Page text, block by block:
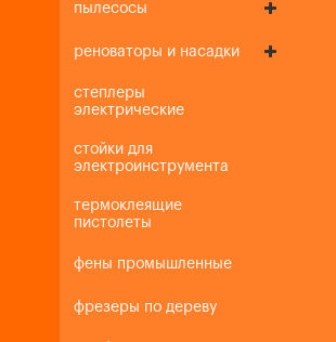
пылесосы
реноваторы и насадки
степлеры
электрические
стойки для
электроинструмента
термоклеящие
пистолеты
фены промышленные
фрезеры по дереву